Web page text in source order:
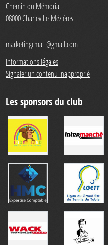
Chemin du Mémorial
08000Charleville-Mézières
marketingcmatt@gmail.com
Informations légales
Signaler un contenu inapproprié
Les sponsors du club